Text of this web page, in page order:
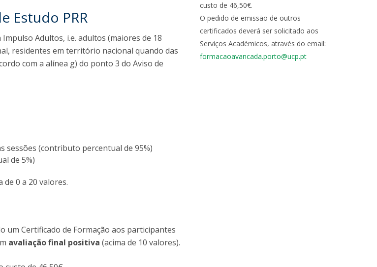
Estudo PRR
Adultos, i.e. adultos (maiores de 18
residentes em território nacional quando das
com a alínea g) do ponto 3 do Aviso de
sessões (contributo percentual de 95%)
de 5%)
0 a 20 valores.
um Certificado de Formação aos participantes
avaliação final positiva (acima de 10 valores).
custo de 46,50€.
O pedido de emissão de outros
certificados deverá ser solicitado aos
Serviços Académicos, através do email:
formacaoavancada.porto@ucp.pt